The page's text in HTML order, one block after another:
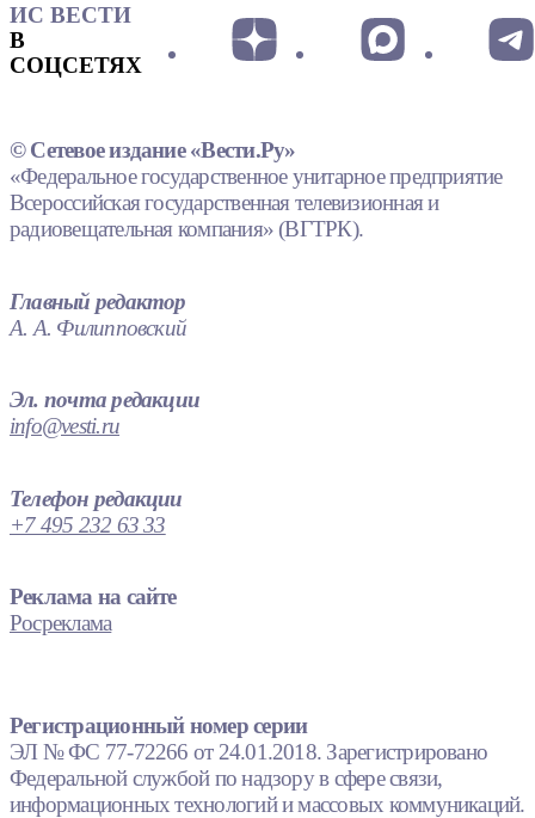
ИС ВЕСТИ
В
СОЦСЕТЯХ
© Сетевое издание «Вести.Ру»
«Федеральное государственное унитарное предприятие
Всероссийская государственная телевизионная и
радиовещательная компания» (ВГТРК).
Главный редактор
А. А. Филипповский
Эл. почта редакции
info@vesti.ru
Телефон редакции
+7 495 232 63 33
Реклама на сайте
Росреклама
Регистрационный номер серии
ЭЛ № ФС 77-72266 от 24.01.2018. Зарегистрировано
Федеральной службой по надзору в сфере связи,
информационных технологий и массовых коммуникаций.